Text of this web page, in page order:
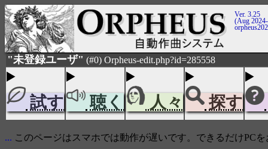
Ver. 3.25
(Aug
"未登録ユーザ" (#0) Orpheus-edit.php?id=285558
試す 聴く 人々 探す
... このページはスマホでは動作が遅いです。できるだけPC